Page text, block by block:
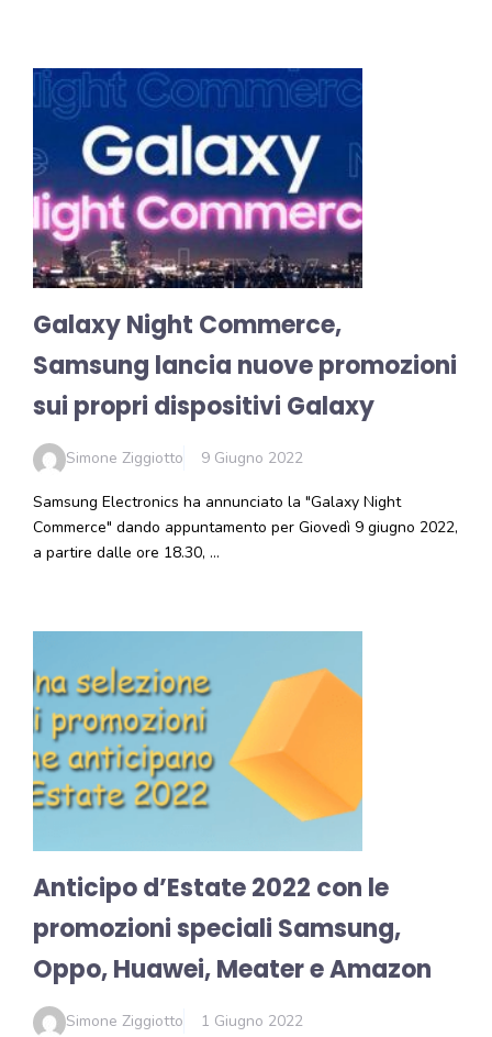
Galaxy Night Commerce,
Samsung lancia nuove promozioni
sui propri dispositivi Galaxy
Simone Ziggiotto 9 Giugno 2022
Samsung Electronics ha annunciato la "Galaxy Night
Commerce" dando appuntamento per Giovedì 9 giugno 2022,
a partire dalle ore 18.30, …
Anticipo d’Estate 2022 con le
promozioni speciali Samsung,
Oppo, Huawei, Meater e Amazon
Simone Ziggiotto 1 Giugno 2022